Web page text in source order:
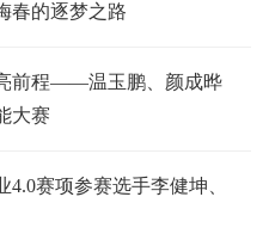
春的逐梦之路
前程——温玉鹏、颜成晔
大赛
赛项参赛选手李健坤、